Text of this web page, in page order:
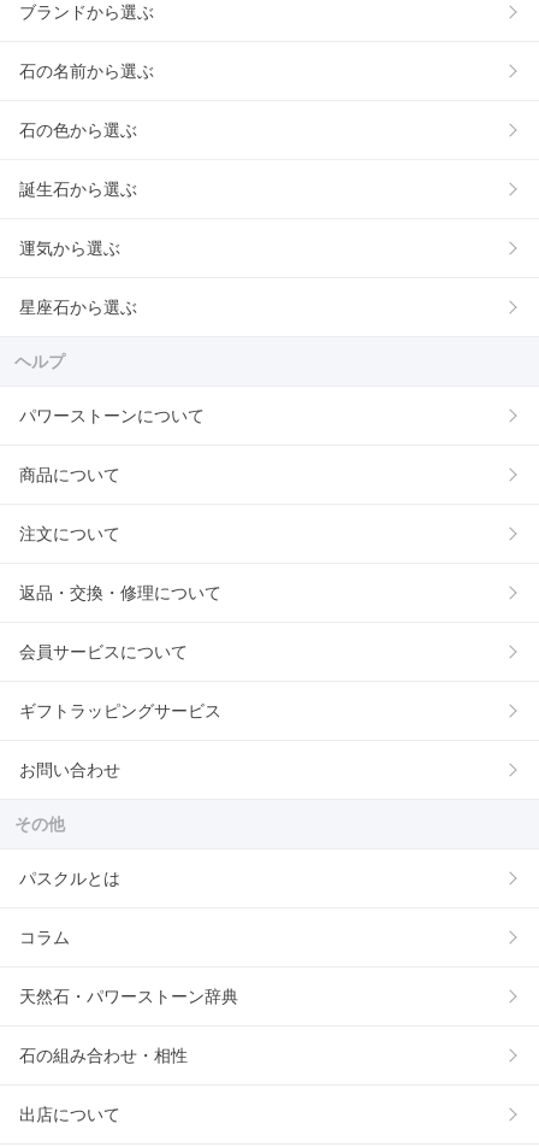
ブランドから選ぶ
石の名前から選ぶ
石の色から選ぶ
誕生石から選ぶ
運気から選ぶ
星座石から選ぶ
ヘルプ
パワーストーンについて
商品について
注文について
返品・交換・修理について
会員サービスについて
ギフトラッピングサービス
お問い合わせ
その他
パスクルとは
コラム
天然石・パワーストーン辞典
石の組み合わせ・相性
出店について